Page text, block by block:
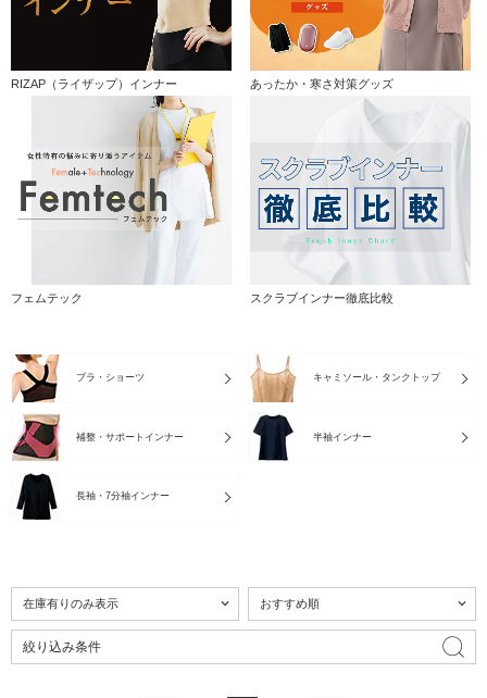
RIZAP（ライザップ）インナー あったか・寒さ対策グッズ
フェムテック スクラブインナー徹底比較
ブラ・ショーツ キャミソール・タンクトップ
補整・サポートインナー 半袖インナー
長袖・7分袖インナー
絞り込み条件